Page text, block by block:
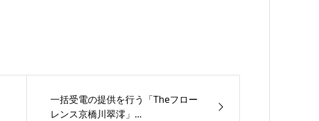
一括受電の提供を行う「Theフロー
レンス京橋川翠澪」...